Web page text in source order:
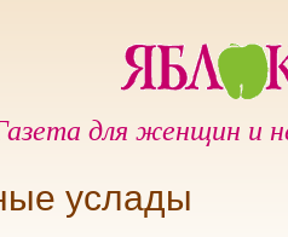
для женщин и
услады